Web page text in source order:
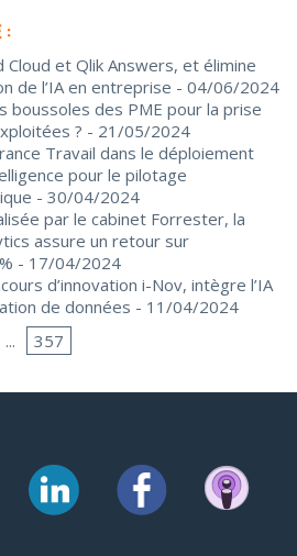
:
Cloud et Qlik Answers, et élimine
de l’IA en entreprise - 04/06/2024
boussoles des PME pour la prise
? - 21/05/2024
Travail dans le déploiement
pour le pilotage
- 30/04/2024
par le cabinet Forrester, la
assure un retour sur
- 17/04/2024
d’innovation i-Nov, intègre l’IA
de données - 11/04/2024
... 357